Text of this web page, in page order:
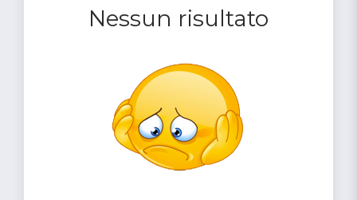
Nessun risultato